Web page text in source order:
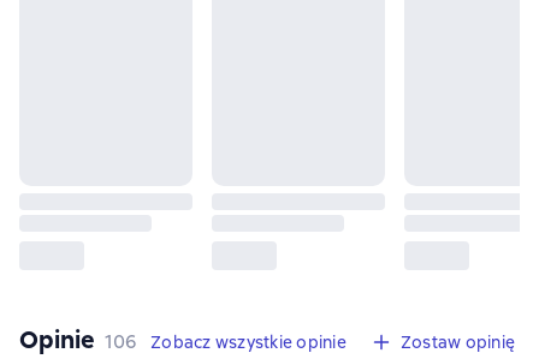
Opinie 106 opinie
106 Zobacz wszystkie opinie Zostaw opinię